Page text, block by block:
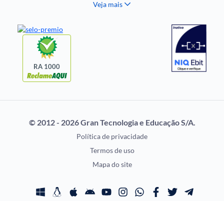
Questões de Concurso
FCC
CONCURSOS POR
Concursos Militares
EXAME DE ORDEM
OAB
Prova OAB
Calendário OAB
Questões OAB
Exame de Ordem
Veja mais
RA 1000
© 2012 - 2026 Gran Tecnologia e Educação S/A.
Política de privacidade
Termos de uso
Mapa do site